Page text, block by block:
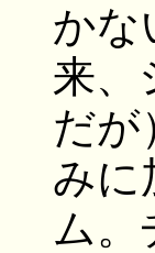
かな
来、
だが
みに
ム。